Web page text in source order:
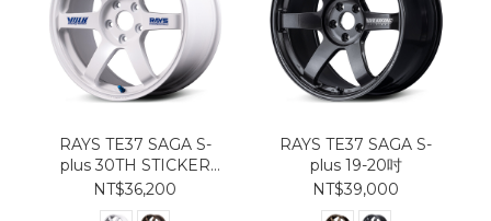
RAYS TE37 SAGA S-
plus 30TH STICKER
Ver. 19-20吋
NT$36,200
RAYS TE37 SAGA S-
plus 19-20吋
NT$39,000